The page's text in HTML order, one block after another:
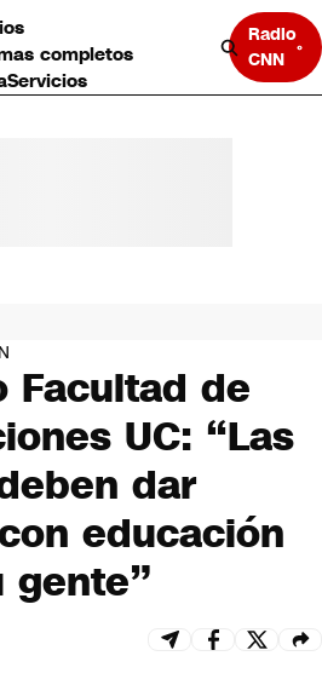
completos
Servicios
Radio
CNN
Facultad de
UC: “Las
dar
educación
gente”